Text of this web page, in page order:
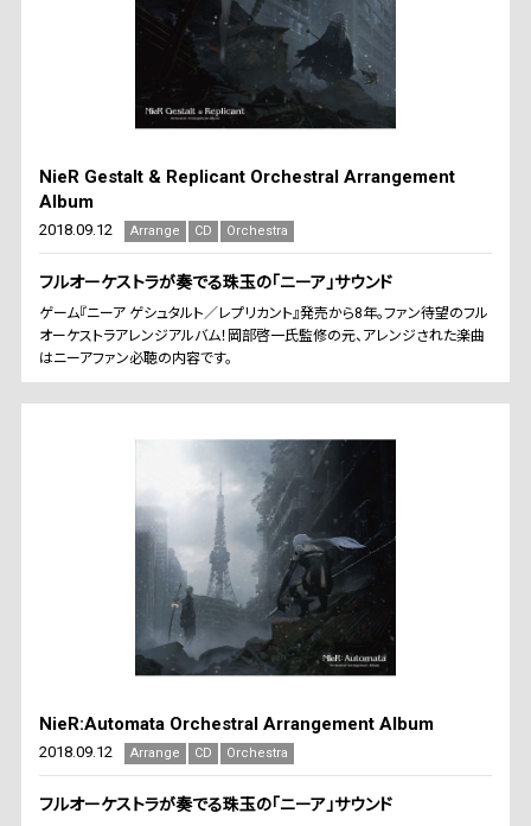
NieR Gestalt & Replicant Orchestral Arrangement
Album
2018.09.12 Arrange CD Orchestra
フルオーケストラが奏でる珠玉の「ニーア」サウンド
ゲーム『ニーア ゲシュタルト／レプリカント』発売から8年。ファン待望のフル
オーケストラアレンジアルバム！岡部啓一氏監修の元、アレンジされた楽曲
はニーアファン必聴の内容です。
NieR:Automata Orchestral Arrangement Album
2018.09.12 Arrange CD Orchestra
フルオーケストラが奏でる珠玉の「ニーア」サウンド